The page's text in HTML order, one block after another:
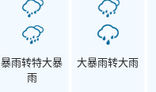
暴雨转特大暴
雨
大暴雨转大雨